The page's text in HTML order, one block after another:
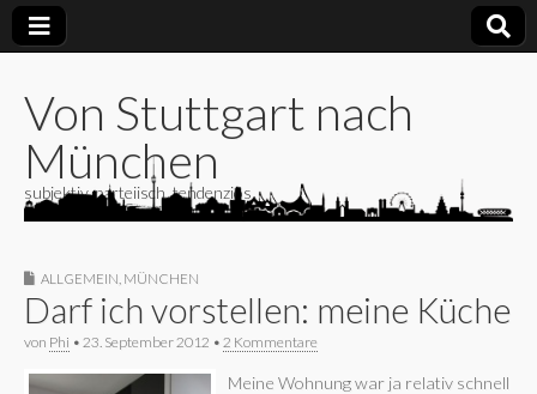
Von Stuttgart nach
München
subjektiv, parteiisch, tendenziös
ALLGEMEIN MÜNCHEN
Darf ich vorstellen: meine Küche
von Phi • 23. September 2012 • 2 Kommentare
Meine Wohnung war ja relativ schnell